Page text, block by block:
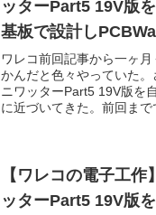
ッターPart5 19V版
基板で設計し
ワレコ前回記事から一ヶ
かんだと色々やっていた
ニワッターPart5 19V版を
に近づいてきた。前回ま
【ワレコの電子工
ッターPart5 19V版